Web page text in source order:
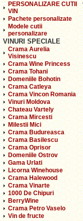
PERSONALIZARE CUTII
VIN
Pachete personalizate
Modele cutii
personalizare
VINURI SPECIALE
Crama Aurelia
Visinescu
Crama Wine Princess
Crama Tohani
Domeniile Bohotin
Crama Catleya
Crama Vincon Romania
Vinuri Moldova
Chateau Vartely
Crama Mircesti
Milestii Mici
Crama Budureasca
Crama Basilescu
Crama Oprisor
Domeniile Ostrov
Gama Urlati
Licorna Winehouse
Crama Halewood
Crama Vinarte
1000 De Chipuri
BerryWine
Crama Petro Vaselo
Vin de fructe